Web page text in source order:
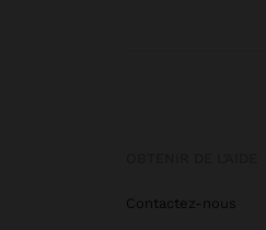
Contactez-nous